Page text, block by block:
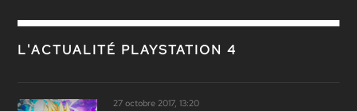
L'ACTUALITÉ PLAYSTATION 4
27 octobre 2017, 13:20